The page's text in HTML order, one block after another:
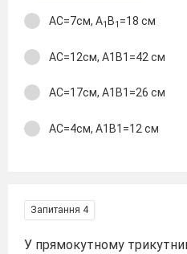
АС=7см, А1 В1 =18 см
АС=12см, А1В1=42 см
АС=17см, А1В1=26 см
АС=4см, А1В1=12 см
Запитання 4
У прямокутному